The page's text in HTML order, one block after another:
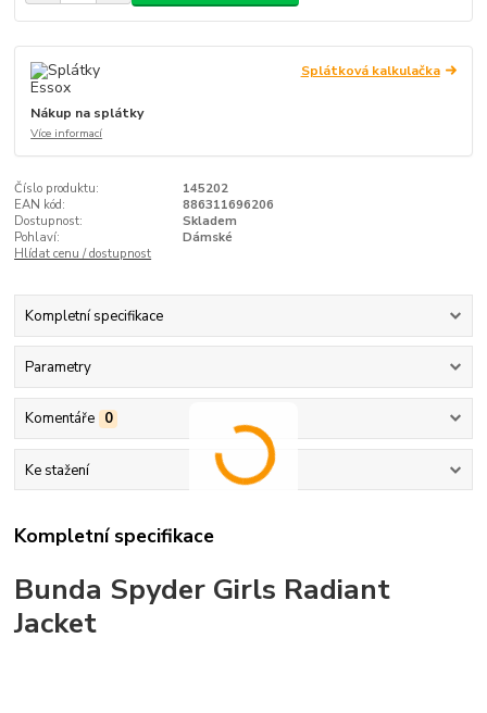
Splátková kalkulačka
Nákup na splátky
Více informací
Číslo produktu:
145202
EAN kód:
886311696206
Dostupnost:
Skladem
Pohlaví:
Dámské
Hlídat cenu / dostupnost
Kompletní specifikace
Parametry
Komentáře 0
Ke stažení
Kompletní specifikace
Bunda Spyder Girls Radiant
Jacket